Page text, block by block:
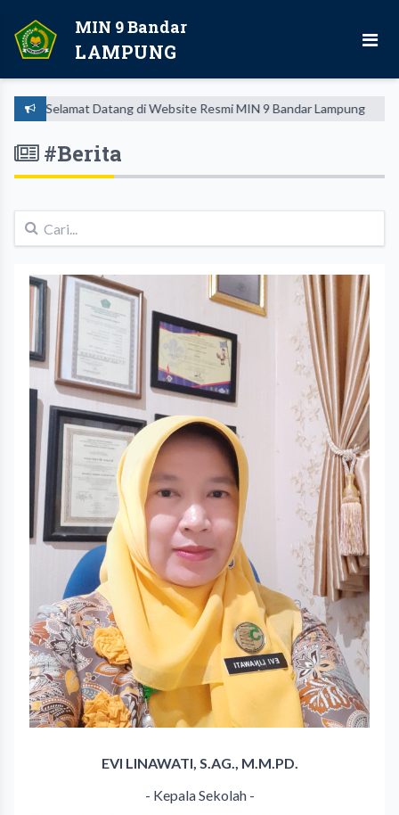
MIN 9 Bandar
LAMPUNG
Selamat Datang di Website Resmi MIN 9 Bandar Lampung
#Berita
EVI LINAWATI, S.AG., M.M.PD.
- Kepala Sekolah -